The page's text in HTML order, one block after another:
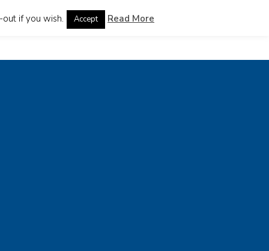
Chinese
if you wish. Accept Read More